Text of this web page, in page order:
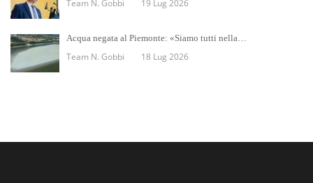
Team N. Gobbi 19 Lug 2026
Acqua negata al Piemonte: «Siamo tutti nella…
Team N. Gobbi 18 Lug 2026